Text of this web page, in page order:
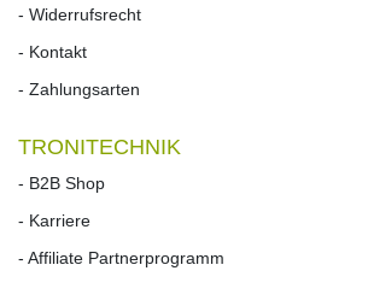
- Widerrufs­recht
- Kontakt
- Zahlungsarten
TRONITECHNIK
- B2B Shop
- Karriere
- Affiliate Partnerprogramm